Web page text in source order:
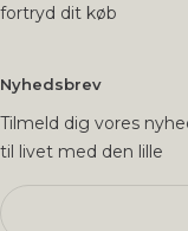
fortryd dit køb
Nyhedsbrev
Tilmeld dig vores
til livet med den lille